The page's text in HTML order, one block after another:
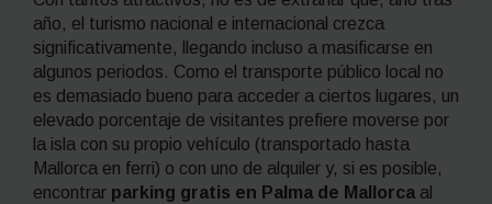
año, el turismo nacional e internacional crezca
significativamente, llegando incluso a masificarse en
algunos periodos. Como el transporte público local no
es demasiado bueno para acceder a ciertos lugares, un
elevado porcentaje de visitantes prefiere moverse por
la isla con su propio vehículo (transportado hasta
Mallorca en ferri) o con uno de alquiler y, si es posible,
encontrar parking gratis en Palma de Mallorca al